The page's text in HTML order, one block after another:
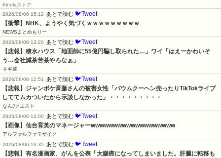
Kindleストア
2026/08/06 15:12
あとで読む 🐦Tweet
【衝撃】NHK、ようやく気づくｗｗｗｗｗｗｗｗｗ
NEWSまとめもりー
2026/08/06 13:20
あとで読む 🐦Tweet
【悲報】積水ハウス「地面師に55億円騙し取られた…」ワイ「はえーかわいそ
う…会社滅茶苦茶やろなぁ」
ネギ速
2026/08/06 12:51
あとで読む 🐦Tweet
【悲報】ジャンポケ斉藤さんの被害女性「バウムクーヘン売ったりTikTokライブ
しててムカついたから示談しなかった」・・・・・・・・・
なんJクエスト
2026/08/06 13:00
あとで読む 🐦Tweet
【画像】仙台育英のマネージャーwwwwwwwwwwwwwwwwwww
アルファルファモザイク
2026/08/06 16:35
あとで読む 🐦Tweet
【悲報】有名漫画家、がんを公表「大腸癌になってしまいました。肝臓に転移も